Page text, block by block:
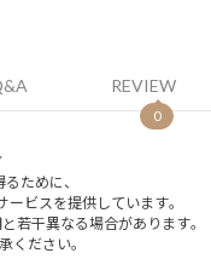
REVIEW
0
ために、
ビスを提供しています。
若干異なる場合があります。
ください。